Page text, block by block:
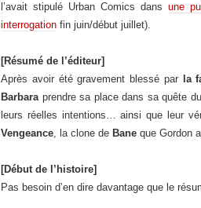
l’avait stipulé Urban Comics dans une
interrogation fin juin/début juillet).
[Résumé de l’éditeur]
Après avoir été gravement blessé par
la
Barbaraprendre sa place dans sa quête
leurs réelles intentions… ainsi que leur
Vengeance, la clone de Bane que Gordon
[Début de l’histoire]
Pas besoin d’en dire davantage que le